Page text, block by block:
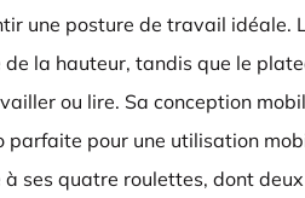
une posture de travail idéale.
la hauteur, tandis que le
ou lire. Sa conception
parfaite pour une utilisation
ses quatre roulettes, dont deux